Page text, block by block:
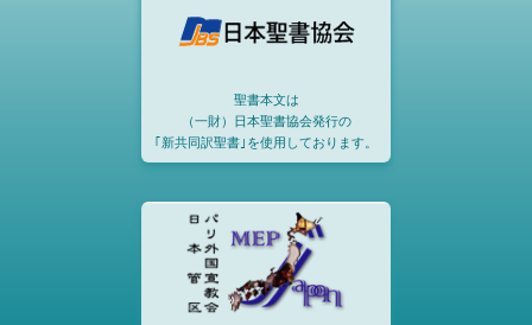
聖書本文は
（一財）日本聖書協会発行の
｢新共同訳聖書｣を使用しております。